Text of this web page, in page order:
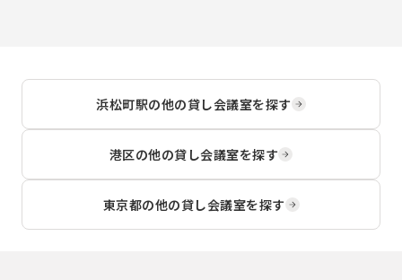
浜松町駅の他の貸し会議室を探す
港区の他の貸し会議室を探す
東京都の他の貸し会議室を探す